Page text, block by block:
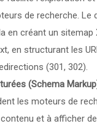
de recherche. Le
en créant un sitemap
en structurant les
(301, 302).
(Schema
les moteurs de
et à afficher